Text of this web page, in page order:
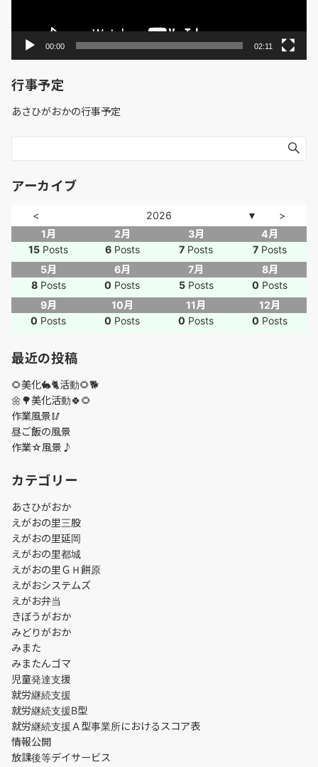
00:00 02:11
行事予定
あさひがおかの行事予定
アーカイブ
< 2026 ▼
>
1月
15 Posts
2月
6 Posts
3月
7 Posts
4月
7 Posts
5月
8 Posts
6月
0 Posts
7月
5 Posts
8月
0 Posts
9月
0 Posts
10月
0 Posts
11月
0 Posts
12月
0 Posts
最近の投稿
🌻美化🐇🐈活動🌻🐕
🌼🌳美化活動🍀🌻
作業風景🥢
昼ご飯の風景
作業☆風景♪
カテゴリー
あさひがおか
えがおの里三股
えがおの里延岡
えがおの里都城
えがおの里ＧＨ餅原
えがおシステムズ
えがお弁当
きぼうがおか
みどりがおか
みまた
みまたんゴマ
児童発達支援
就労継続支援
就労継続支援B型
就労継続支援Ａ型事業所におけるスコア表
情報公開
放課後等デイサービス